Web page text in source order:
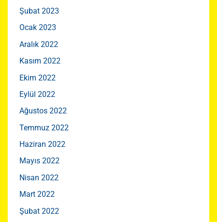
Şubat 2023
Ocak 2023
Aralık 2022
Kasım 2022
Ekim 2022
Eylül 2022
Ağustos 2022
Temmuz 2022
Haziran 2022
Mayıs 2022
Nisan 2022
Mart 2022
Şubat 2022